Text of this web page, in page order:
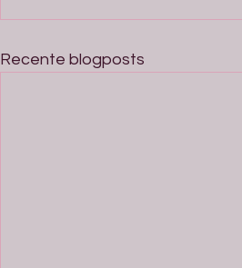
Recente blogposts